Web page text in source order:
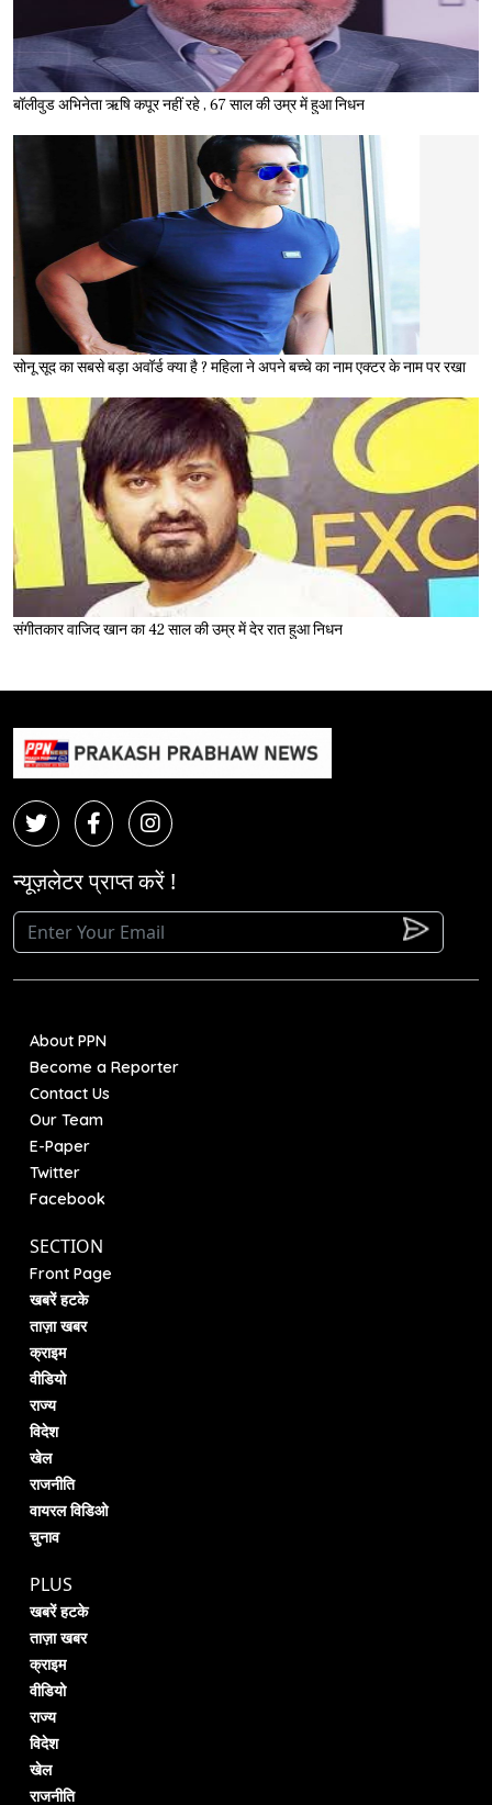
बॉलीवुड अभिनेता ऋषि कपूर नहीं रहे , 67 साल की उम्र में हुआ निधन
सोनू सूद का सबसे बड़ा अवॉर्ड क्या है ? महिला ने अपने बच्चे का नाम एक्टर के नाम पर रखा
संगीतकार वाजिद खान का 42 साल की उम्र में देर रात हुआ निधन
न्यूज़लेटर प्राप्त करें !
About PPN
Become a Reporter
Contact Us
Our Team
E-Paper
Twitter
Facebook
SECTION
Front Page
खबरें हटके
ताज़ा खबर
क्राइम
वीडियो
राज्य
विदेश
खेल
राजनीति
वायरल विडिओ
चुनाव
PLUS
खबरें हटके
ताज़ा खबर
क्राइम
वीडियो
राज्य
विदेश
खेल
राजनीति